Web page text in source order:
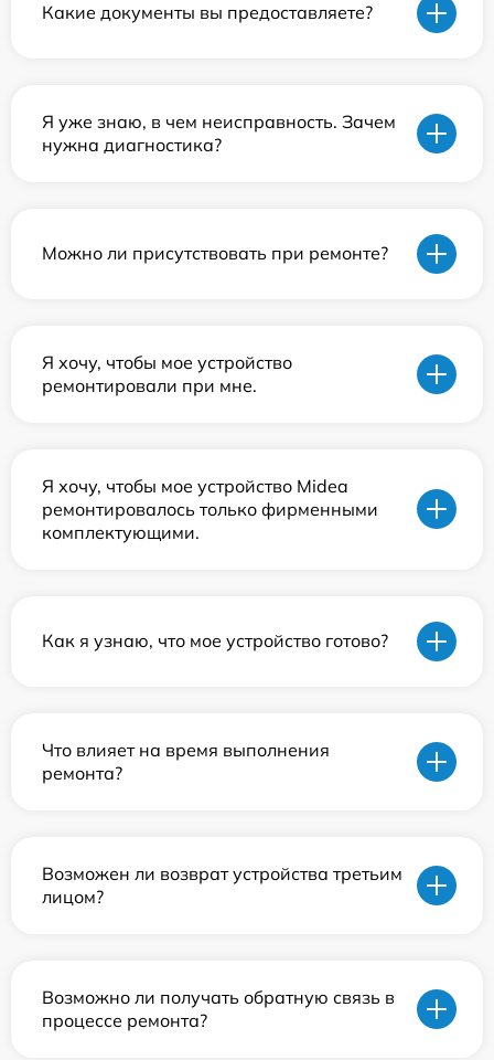
Какие документы вы предоставляете?
Я уже знаю, в чем неисправность. Зачем
нужна диагностика?
Можно ли присутствовать при ремонте?
Я хочу, чтобы мое устройство
ремонтировали при мне.
Я хочу, чтобы мое устройство Midea
ремонтировалось только фирменными
комплектующими.
Как я узнаю, что мое устройство готово?
Что влияет на время выполнения
ремонта?
Возможен ли возврат устройства третьим
лицом?
Возможно ли получать обратную связь в
процессе ремонта?